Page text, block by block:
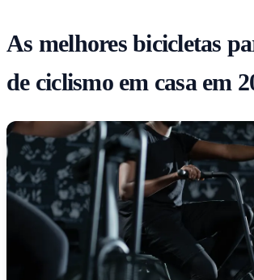
As melhores bicicletas
de ciclismo em casa em